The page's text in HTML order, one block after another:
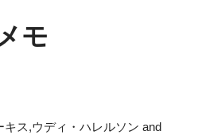
モ
ス,ウディ・ハレルソン and